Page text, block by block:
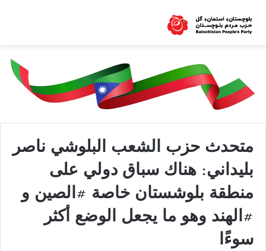
متحدث حزب الشعب البلوشي ناصر
بليداني: هناك سباق دولي على
منطقة بلوشستان خاصة #الصين و
#الهند وهو ما يجعل الوضع أكثر
سوءًا